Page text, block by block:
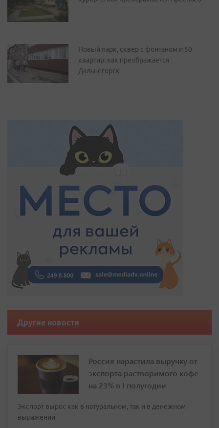
Новый парк, сквер с фонтаном и 50
квартир: как преображается
Дальнегорск
Другие новости
Россия нарастила выручку от
экспорта растворимого кофе
на 23% в I полугодии
Экспорт вырос как в натуральном, так и в денежном
выражении